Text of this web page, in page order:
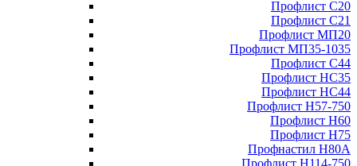
Профлист С20
Профлист С21
Профлист МП20
Профлист МП35-1035
Профлист С44
Профлист НС35
Профлист НС44
Профлист Н57-750
Профлист Н60
Профлист Н75
Профнастил Н80А
Профлист Н114-750